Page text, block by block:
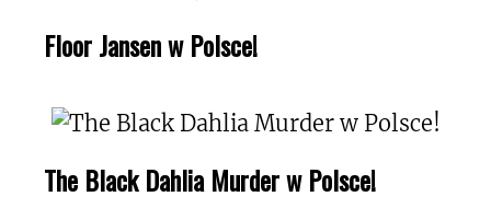
Floor Jansen w Polsce!
The Black Dahlia Murder w Polsce!